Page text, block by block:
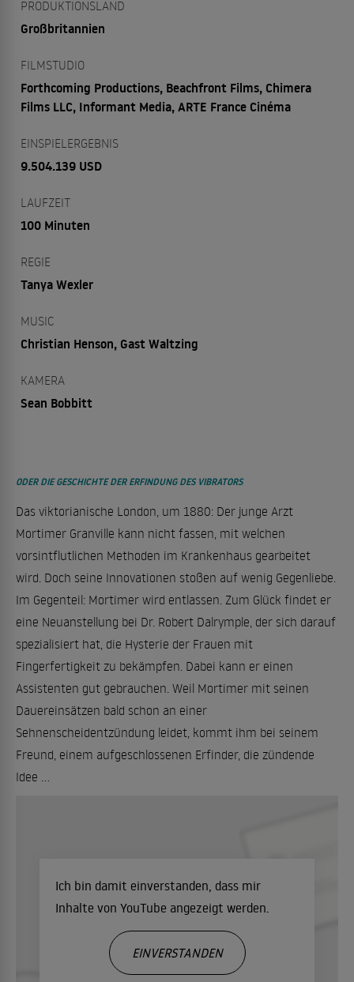
PRODUKTIONSLAND
Großbritannien
FILMSTUDIO
Forthcoming Productions, Beachfront Films, Chimera
Films LLC, Informant Media, ARTE France Cinéma
EINSPIELERGEBNIS
9.504.139 USD
LAUFZEIT
100 Minuten
REGIE
Tanya Wexler
MUSIC
Christian Henson, Gast Waltzing
KAMERA
Sean Bobbitt
ODER DIE GESCHICHTE DER ERFINDUNG DES VIBRATORS
Das viktorianische London, um 1880: Der junge Arzt
Mortimer Granville kann nicht fassen, mit welchen
vorsintflutlichen Methoden im Krankenhaus gearbeitet
wird. Doch seine Innovationen stoßen auf wenig Gegenliebe.
Im Gegenteil: Mortimer wird entlassen. Zum Glück findet er
eine Neuanstellung bei Dr. Robert Dalrymple, der sich darauf
spezialisiert hat, die Hysterie der Frauen mit
Fingerfertigkeit zu bekämpfen. Dabei kann er einen
Assistenten gut gebrauchen. Weil Mortimer mit seinen
Dauereinsätzen bald schon an einer
Sehnenscheidentzündung leidet, kommt ihm bei seinem
Freund, einem aufgeschlossenen Erfinder, die zündende
Idee ...
Ich bin damit einverstanden, dass mir
Inhalte von YouTube angezeigt werden.
EINVERSTANDEN